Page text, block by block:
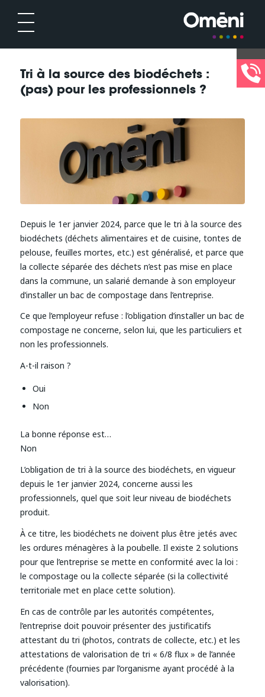
Tri à la source des biodéchets :
(pas) pour les professionnels ?
Depuis le 1er janvier 2024, parce que le tri à la source des
biodéchets (déchets alimentaires et de cuisine, tontes de
pelouse, feuilles mortes, etc.) est généralisé, et parce que
la collecte séparée des déchets n’est pas mise en place
dans la commune, un salarié demande à son employeur
d’installer un bac de compostage dans l’entreprise.
Ce que l’employeur refuse : l’obligation d’installer un bac de
compostage ne concerne, selon lui, que les particuliers et
non les professionnels.
A-t-il raison ?
Oui
Non
La bonne réponse est…
Non
L’obligation de tri à la source des biodéchets, en vigueur
depuis le 1er janvier 2024, concerne aussi les
professionnels, quel que soit leur niveau de biodéchets
produit.
À ce titre, les biodéchets ne doivent plus être jetés avec
les ordures ménagères à la poubelle. Il existe 2 solutions
pour que l’entreprise se mette en conformité avec la loi :
le compostage ou la collecte séparée (si la collectivité
territoriale met en place cette solution).
En cas de contrôle par les autorités compétentes,
l’entreprise doit pouvoir présenter des justificatifs
attestant du tri (photos, contrats de collecte, etc.) et les
attestations de valorisation de tri « 6/8 flux » de l’année
précédente (fournies par l’organisme ayant procédé à la
valorisation).